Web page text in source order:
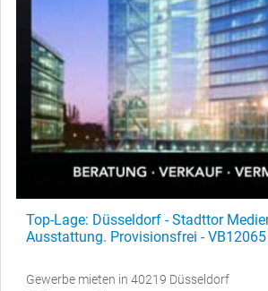
Top-Lage: Düsseldorf - Stadttor
Ausstattung. Provisionsfrei -
Gewerbe mieten in 40219 Düsseldorf